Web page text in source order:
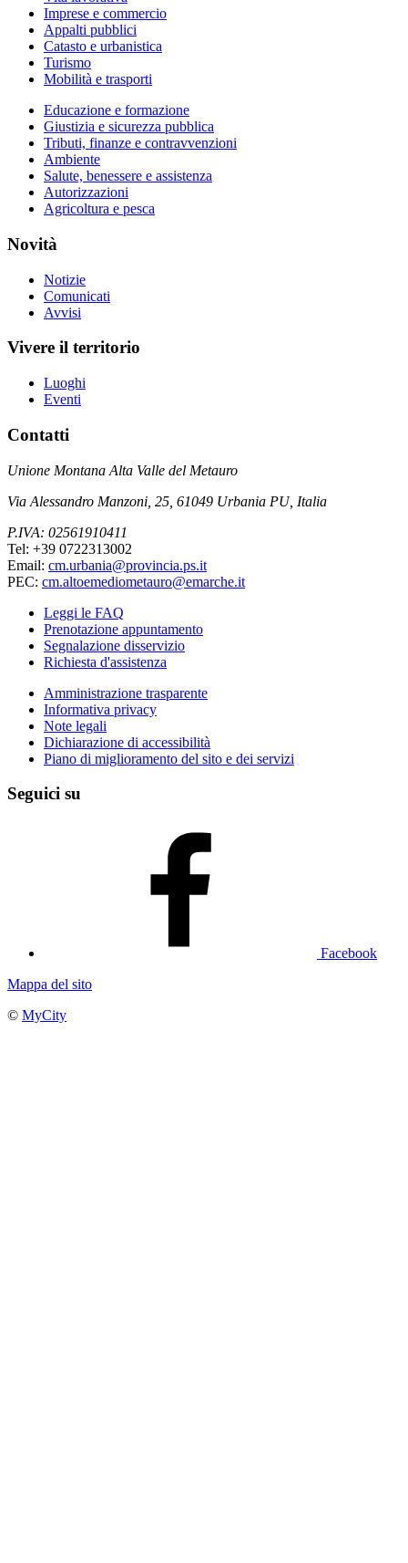
Imprese e commercio
Appalti pubblici
Catasto e urbanistica
Turismo
Mobilità e trasporti
Educazione e formazione
Giustizia e sicurezza pubblica
Tributi, finanze e contravvenzioni
Ambiente
Salute, benessere e assistenza
Autorizzazioni
Agricoltura e pesca
Novità
Notizie
Comunicati
Avvisi
Vivere il territorio
Luoghi
Eventi
Contatti
Unione Montana Alta Valle del Metauro
Via Alessandro Manzoni, 25, 61049 Urbania PU, Italia
P.IVA: 02561910411
Tel: +39 0722313002
Email: cm.urbania@provincia.ps.it
PEC: cm.altoemediometauro@emarche.it
Leggi le FAQ
Prenotazione appuntamento
Segnalazione disservizio
Richiesta d'assistenza
Amministrazione trasparente
Informativa privacy
Note legali
Dichiarazione di accessibilità
Piano di miglioramento del sito e dei servizi
Seguici su
Facebook
Mappa del sito
© MyCity